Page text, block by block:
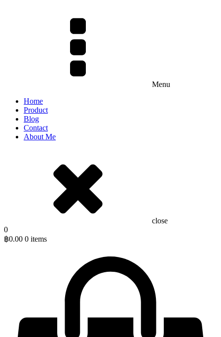
Menu
Home
Product
Blog
Contact
About Me
close
0
฿0.00 0 items